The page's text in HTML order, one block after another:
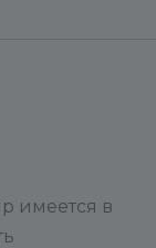
имеется в